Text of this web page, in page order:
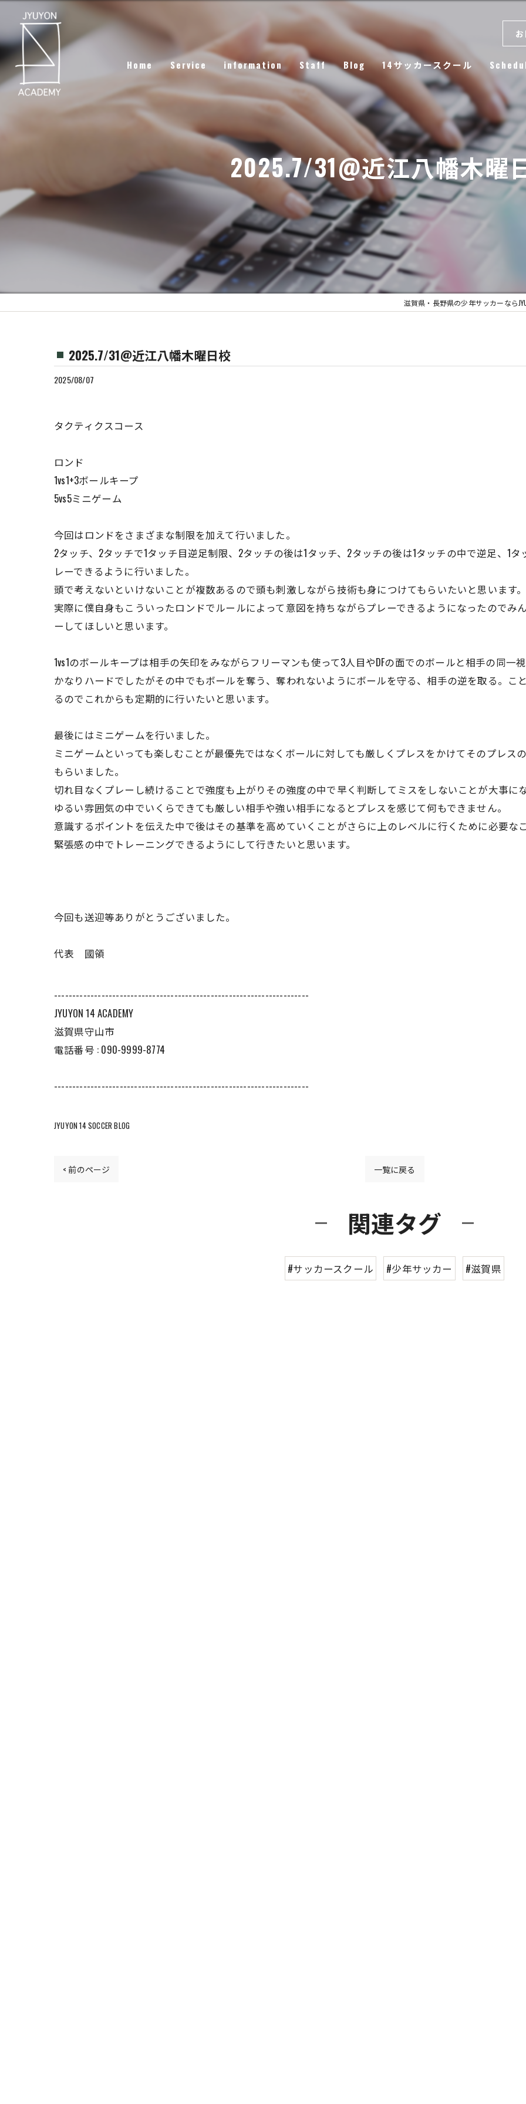
Home Service information Staff Blog
Column
14サッカースクール
2025.7/31@近江八幡木曜
滋賀県・長野県の少年サッカーなら
2025.7/31@近江八幡木曜日校
2025/08/07
タクティクスコース
ロンド
1vs1+3ボールキープ
5vs5ミニゲーム
今回はロンドをさまざまな制限を加えて行いました。
2タッチ、2タッチで1タッチ目逆足制限、2タッチの後は1タッチ、2タッチの後は1タッチの中で逆足、1
レーできるように行いました。
頭で考えないといけないことが複数あるので頭も刺激しながら技術も身につけてもらいたいと思います。
実際に僕自身もこういったロンドでルールによって意図を持ちながらプレーできるようになったのでみ
ーしてほしいと思います。
1vs1のボールキープは相手の矢印をみながらフリーマンも使って3人目やDFの面でのボールと相手の同一
かなりハードでしたがその中でもボールを奪う、奪われないようにボールを守る、相手の逆を取る。こ
るのでこれからも定期的に行いたいと思います。
最後にはミニゲームを行いました。
ミニゲームといっても楽しむことが最優先ではなくボールに対しても厳しくプレスをかけてそのプレス
もらいました。
切れ目なくプレーし続けることで強度も上がりその強度の中で早く判断してミスをしないことが大事にな
ゆるい雰囲気の中でいくらできても厳しい相手や強い相手になるとプレスを感じて何もできません。
意識するポイントを伝えた中で後はその基準を高めていくことがさらに上のレベルに行くために必要な
緊張感の中でトレーニングできるようにして行きたいと思います。
今回も送迎等ありがとうございました。
代表 國領
----------------------------------------------------------------------
JYUYON 14 ACADEMY
滋賀県守山市
電話番号 : 090-9999-8774
----------------------------------------------------------------------
JYUYON 14 SOCCER BLOG
< 前のページ 一覧に戻る
関連タグ
#サッカースクール #少年サッカー #滋賀県